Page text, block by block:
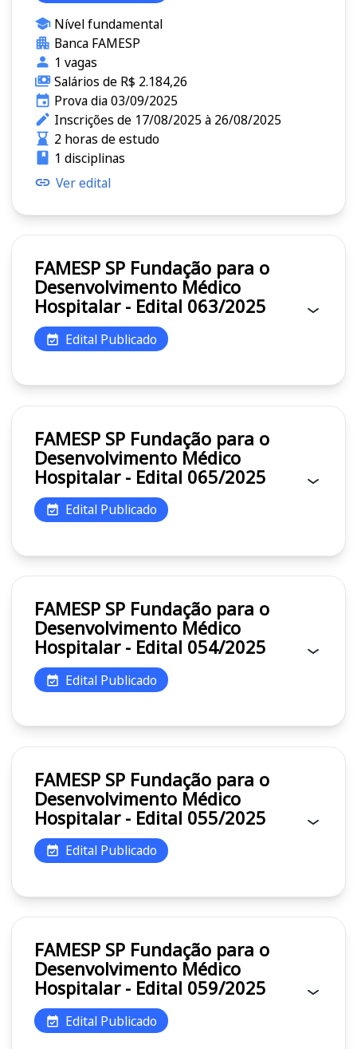
Nível fundamental
Banca FAMESP
1 vagas
Salários de R$ 2.184,26
Prova dia 03/09/2025
Inscrições de 17/08/2025 à 26/08/2025
2 horas de estudo
1 disciplinas
Ver edital
FAMESP SP Fundação para o
Desenvolvimento Médico
Hospitalar - Edital 063/2025
Edital Publicado
FAMESP SP Fundação para o
Desenvolvimento Médico
Hospitalar - Edital 065/2025
Edital Publicado
FAMESP SP Fundação para o
Desenvolvimento Médico
Hospitalar - Edital 054/2025
Edital Publicado
FAMESP SP Fundação para o
Desenvolvimento Médico
Hospitalar - Edital 055/2025
Edital Publicado
FAMESP SP Fundação para o
Desenvolvimento Médico
Hospitalar - Edital 059/2025
Edital Publicado